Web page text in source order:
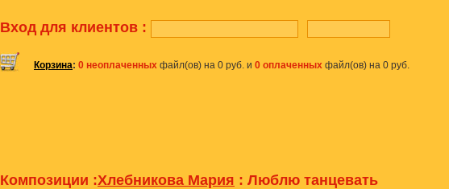
Вход для клиентов :
Корзина: 0 неоплаченных файл(ов) на 0 руб. и 0 оплаченных файл(ов) на 0 руб.
Композиции :Хлебникова Мария : Люблю танцевать